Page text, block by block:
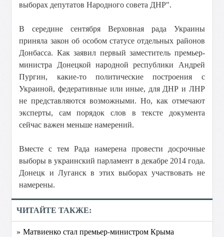
выборах депутатов Народного совета ДНР".
В середине сентября Верховная рада Украины
приняла закон об особом статусе отдельных районов
Донбасса. Как заявил первый заместитель премьер-
министра Донецкой народной республики Андрей
Пургин, какие-то политические построения с
Украиной, федеративные или иные, для ДНР и ЛНР
не представляются возможными. Но, как отмечают
эксперты, сам порядок слов в тексте документа
сейчас важен меньше намерений.
Вместе с тем Рада намерена провести досрочные
выборы в украинский парламент в декабре 2014 года.
Донецк и Луганск в этих выборах участвовать не
намерены.
ЧИТАЙТЕ ТАКЖЕ:
» Матвиенко стал премьер-министром Крыма